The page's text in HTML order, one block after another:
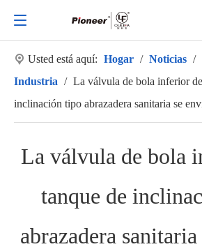
Usted está aquí: Hogar / Noticias /
Industria / La válvula de bola inferior
inclinación tipo abrazadera sanitaria se
La válvula de bola
tanque de
abrazadera